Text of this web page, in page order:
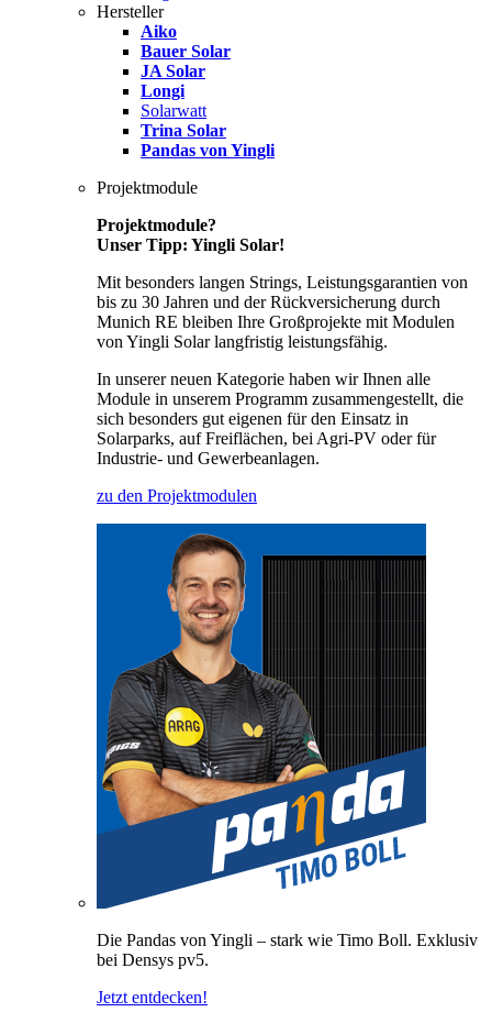
Hersteller
Aiko
Bauer Solar
JA Solar
Longi
Solarwatt
Trina Solar
Pandas von Yingli
Projektmodule
Projektmodule?
Unser Tipp: Yingli Solar!
Mit besonders langen Strings, Leistungsgarantien von
bis zu 30 Jahren und der Rückversicherung durch
Munich RE bleiben Ihre Großprojekte mit Modulen
von Yingli Solar langfristig leistungsfähig.
In unserer neuen Kategorie haben wir Ihnen alle
Module in unserem Programm zusammengestellt, die
sich besonders gut eigenen für den Einsatz in
Solarparks, auf Freiflächen, bei Agri-PV oder für
Industrie- und Gewerbeanlagen.
zu den Projektmodulen
Die Pandas von Yingli – stark wie Timo Boll. Exklusiv
bei Densys pv5.
Jetzt entdecken!